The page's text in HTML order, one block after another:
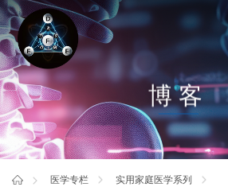
博客
医学专栏
实用家庭医学系列